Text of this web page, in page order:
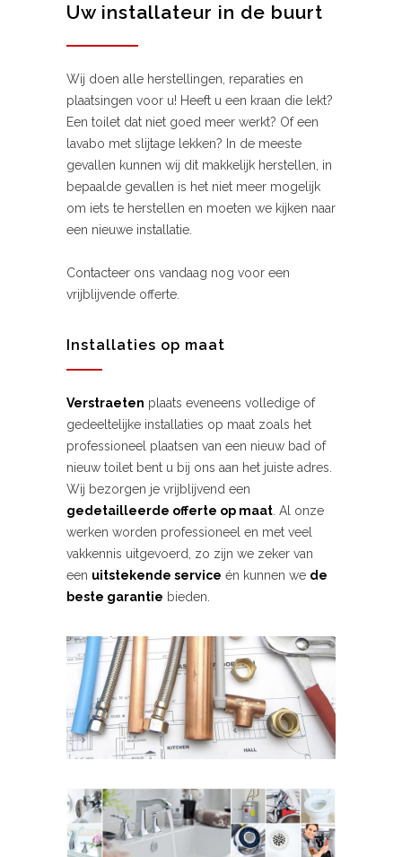
Uw installateur in de buurt
Wij doen alle herstellingen, reparaties en
plaatsingen voor u! Heeft u een kraan die lekt?
Een toilet dat niet goed meer werkt? Of een
lavabo met slijtage lekken? In de meeste
gevallen kunnen wij dit makkelijk herstellen, in
bepaalde gevallen is het niet meer mogelijk
om iets te herstellen en moeten we kijken naar
een nieuwe installatie.
Contacteer ons vandaag nog voor een
vrijblijvende offerte.
Installaties op maat
Verstraeten plaats eveneens volledige of
gedeeltelijke installaties op maat zoals het
professioneel plaatsen van een nieuw bad of
nieuw toilet bent u bij ons aan het juiste adres.
Wij bezorgen je vrijblijvend een
gedetailleerde offerte op maat . Al onze
werken worden professioneel en met veel
vakkennis uitgevoerd, zo zijn we zeker van
een uitstekende service én kunnen we de
beste garantie bieden.